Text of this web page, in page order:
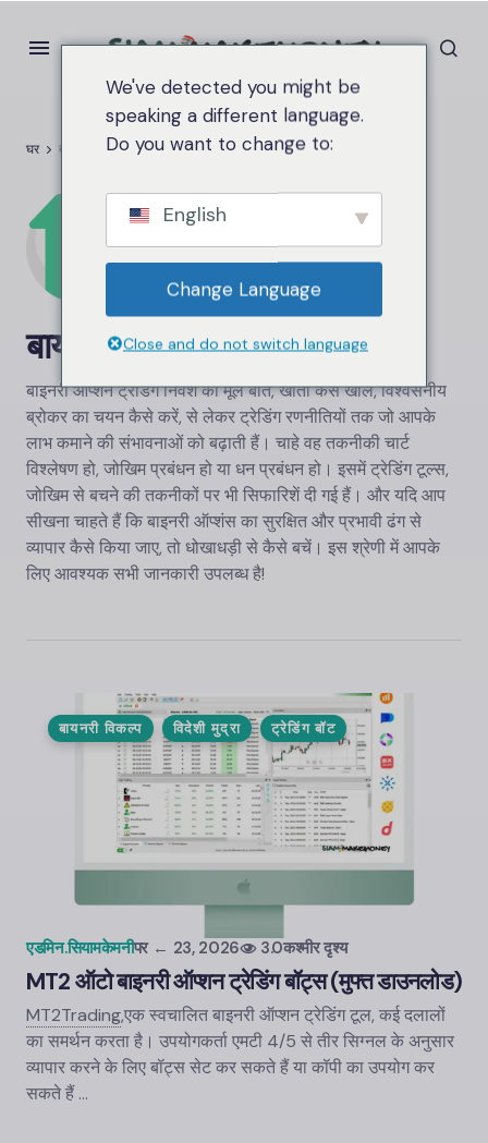
घर बायनरी विकल्प
बायनरी विकल्प
बाइनरी ऑप्शन ट्रेडिंग निवेश की मूल बातें, खाता कैसे खोलें, विश्वसनीय
ब्रोकर का चयन कैसे करें, से लेकर ट्रेडिंग रणनीतियों तक जो आपके
लाभ कमाने की संभावनाओं को बढ़ाती हैं। चाहे वह तकनीकी चार्ट
विश्लेषण हो, जोखिम प्रबंधन हो या धन प्रबंधन हो। इसमें ट्रेडिंग टूल्स,
जोखिम से बचने की तकनीकों पर भी सिफारिशें दी गई हैं। और यदि आप
सीखना चाहते हैं कि बाइनरी ऑप्शंस का सुरक्षित और प्रभावी ढंग से
व्यापार कैसे किया जाए, तो धोखाधड़ी से कैसे बचें। इस श्रेणी में आपके
लिए आवश्यक सभी जानकारी उपलब्ध है!
बायनरी विकल्प विदेशी मुद्रा ट्रेडिंग बॉट
एडमिन.सियामकेमनीपर ← 23, 2026 3.0कश्मीर दृश्य
MT2 ऑटो बाइनरी ऑप्शन ट्रेडिंग बॉट्स (मुफ्त डाउनलोड)
MT2Trading,एक स्वचालित बाइनरी ऑप्शन ट्रेडिंग टूल, कई दलालों
का समर्थन करता है। उपयोगकर्ता एमटी 4/5 से तीर सिग्नल के अनुसार
व्यापार करने के लिए बॉट्स सेट कर सकते हैं या कॉपी का उपयोग कर
सकते हैं ...
We've detected you might be
speaking a different language.
Do you want to change to:
English
Change Language
Close and do not switch language